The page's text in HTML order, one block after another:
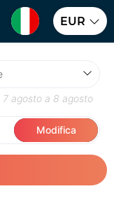
EUR
7 agosto a 8 agosto
Modifica